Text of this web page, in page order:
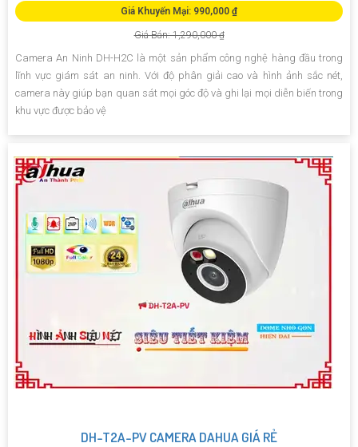
Giá Khuyến Mại: 990,000 ₫
Giá Bán: 1,290,000 ₫
Camera An Ninh DH-H2C là một sản phẩm công nghệ hàng đầu trong
lĩnh vực giám sát an ninh. Với độ phân giải cao và hình ảnh sắc nét,
camera này giúp bạn quan sát mọi góc độ và ghi lại mọi diễn biến trong
khu vực được bảo vệ
DH-T2A-PV CAMERA DAHUA GIÁ RẺ